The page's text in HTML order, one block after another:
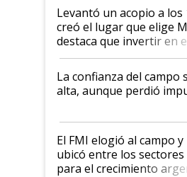
Levantó un acopio a los
creó el lugar que elige
destaca que invertir en
kirchnerismo era como
plata a un hijo para
Juan Félix Rossetti, el
que de una dura crisis
de Milei
La confianza del campo
alta, aunque perdió
El FMI elogió al campo y
ubicó entre los sectores
para el crecimiento